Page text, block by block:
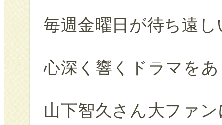
毎週金曜日が待ち遠
心深く響くドラマを
山下智久さん大ファ